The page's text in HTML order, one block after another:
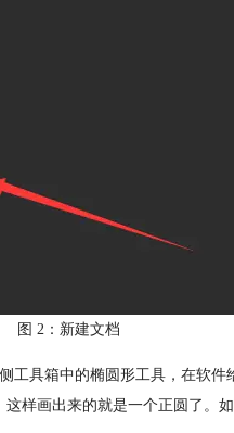
图 2：新建文档
工具箱中的椭圆形工具，在软
样画出来的就是一个正圆了。